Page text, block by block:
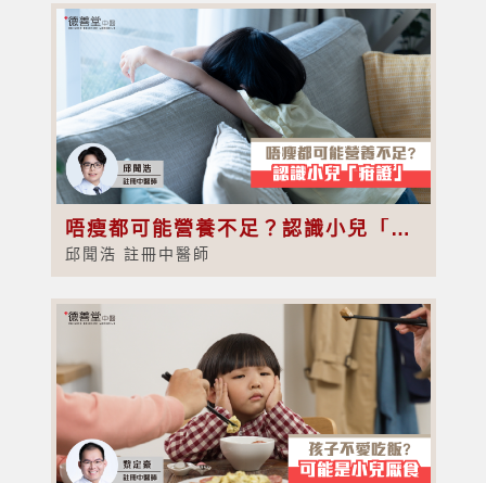
唔瘦都可能營養不足？認識小兒「疳證」
邱聞浩 註冊中醫師